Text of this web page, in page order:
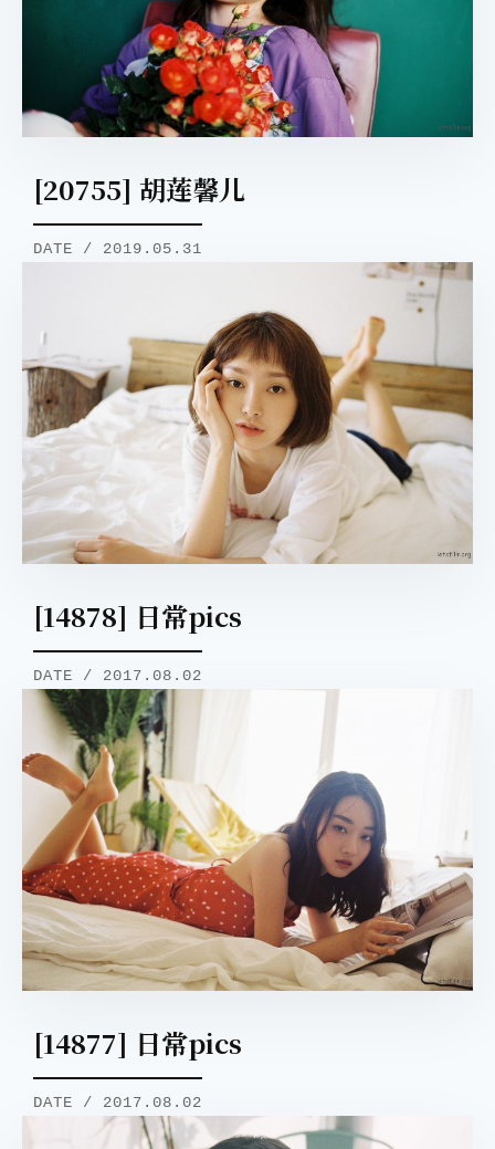
[20755] 胡莲馨儿
DATE / 2019.05.31
[14878] 日常pics
DATE / 2017.08.02
[14877] 日常pics
DATE / 2017.08.02